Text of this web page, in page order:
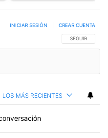
SIGA ESTA
SEGUIR
INICIAR SESIÓN CREAR CUENTA
LOS MÁS RECIENTES